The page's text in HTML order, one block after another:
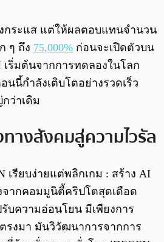
กระแส แต่ให้ผลตอบแทนจำนวน
ๆ ถึง 75,000% ก่อนจะเปิดตัวบน
เริ่มต้นจากการทดลองในโลก
นี้กำลังเติบโตอย่างรวดเร็ว
ว่าเดิม
างสังคมสู่ความไวรัล
เรียบง่ายแต่พลิกเกม : สร้าง AI
จากคอมมูนิตี้คริปโตสุดเดือด
บความอ่อนโยน มีเพียงการ
งมา มันวิวัฒนาการจากการ